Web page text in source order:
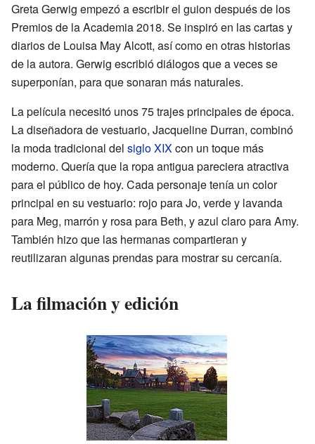
Greta Gerwig empezó a escribir el guion después de los
Premios de la Academia 2018. Se inspiró en las cartas y
diarios de Louisa May Alcott, así como en otras historias
de la autora. Gerwig escribió diálogos que a veces se
superponían, para que sonaran más naturales.
La película necesitó unos 75 trajes principales de época.
La diseñadora de vestuario, Jacqueline Durran, combinó
la moda tradicional del siglo XIXcon un toque más
moderno. Quería que la ropa antigua pareciera atractiva
para el público de hoy. Cada personaje tenía un color
principal en su vestuario: rojo para Jo, verde y lavanda
para Meg, marrón y rosa para Beth, y azul claro para Amy.
También hizo que las hermanas compartieran y
reutilizaran algunas prendas para mostrar su cercanía.
La filmación y edición